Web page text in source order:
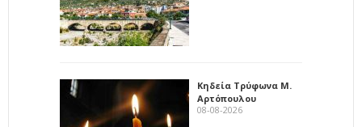
Κηδεία Τρύφωνα Μ.
Αρτόπουλου
08-08-2026